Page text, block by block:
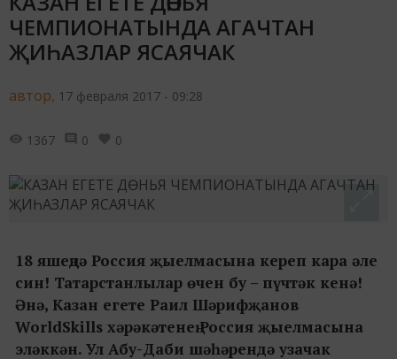
ЧЕМПИОНАТЫНДА АГАЧТАН
ҖИҺАЗЛАР ЯСАЯЧАК
автор, 17 февраля 2017 - 09:28
1367 0 0
18 яшеңдә Россия җыелмасына кереп кара әле
син! Татарстанлылар өчен бу – пүчтәк кенә!
Әнә, Казан егете Раил Шәрифҗанов
WorldSkills хәрәкәтенең Россия җыелмасына
эләккән. Ул Абу-Даби шәһәрендә узачак